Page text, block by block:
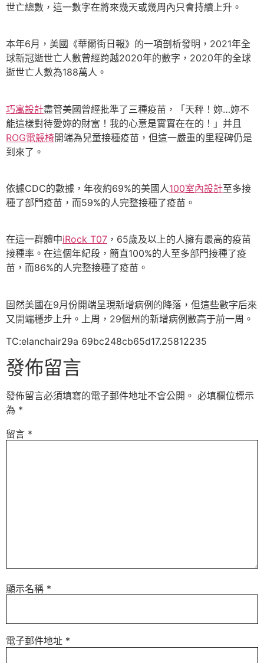
世亡總數，這一數字在將來幾天或幾周內只會持續上升。
本年6月，美國《華爾街日報》的一項剖析發明，2021年全
球新冠逝世亡人數曾經跨越2020年的數字，2020年的全球
逝世亡人數為188萬人。
巧寓設計盡管美國曾經批準了三種疫苗，「天秤！妳…妳不
能這樣對待愛妳的財富！我的心意是實實在在的！」并且
ROG電競椅開端為兒童接種疫苗，但這一嚴重的里程碑仍是
到來了。
依據CDC的數據，年夜約69%的美國人100室內設計至多接
種了部門疫苗，而59%的人完整接種了疫苗。
在這一群體中iRock T07 ，65歲及以上的人擁有最高的疫苗
接種率。在這個年紀段，簡直100%的人至多部門接種了疫
苗，而86%的人完整接種了疫苗。
固然美國在9月份開端呈現新增病例的降落，但這些數字后來
又開端穩步上升。上周，29個州的新增病例數高于前一周。
TC:elanchair29a 69bc248cb65d17.25812235
發佈留言
發佈留言必須填寫的電子郵件地址不會公開。 必填欄位標示
為 *
留言 *
顯示名稱 *
電子郵件地址 *